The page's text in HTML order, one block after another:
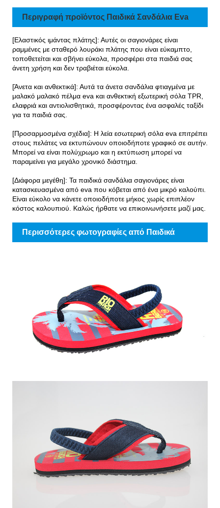
Περιγραφή προϊόντος Παιδικά Σανδάλια Eva
[Ελαστικός ιμάντας πλάτης]: Αυτές οι σαγιονάρες είναι
ραμμένες με σταθερό λουράκι πλάτης που είναι εύκαμπτο,
τοποθετείται και σβήνει εύκολα, προσφέρει στα παιδιά σας
άνετη χρήση και δεν τραβιέται εύκολα.
[Άνετα και ανθεκτικά]: Αυτά τα άνετα σανδάλια φτιαγμένα με
μαλακό μαλακό πέλμα eva και ανθεκτική εξωτερική σόλα TPR,
ελαφριά και αντιολισθητικά, προσφέροντας ένα ασφαλές ταξίδι
για τα παιδιά σας.
[Προσαρμοσμένα σχέδια]: Η λεία εσωτερική σόλα eva επιτρέπει
στους πελάτες να εκτυπώνουν οποιοδήποτε γραφικό σε αυτήν.
Μπορεί να είναι πολύχρωμο και η εκτύπωση μπορεί να
παραμείνει για μεγάλο χρονικό διάστημα.
[Διάφορα μεγέθη]: Τα παιδικά σανδάλια σαγιονάρες είναι
κατασκευασμένα από eva που κόβεται από ένα μικρό καλούπι.
Είναι εύκολο να κάνετε οποιοδήποτε μήκος χωρίς επιπλέον
κόστος καλουπιού. Καλώς ήρθατε να επικοινωνήσετε μαζί μας.
Περισσότερες φωτογραφίες από Παιδικά